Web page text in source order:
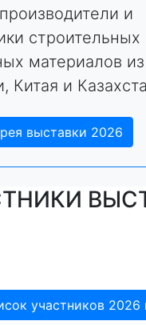
и
строительных
материалов
Китая и
выставки 2026
участников 2026